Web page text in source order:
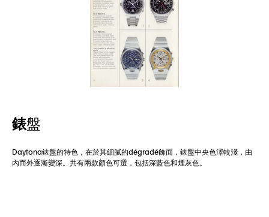
錶盤
Daytona錶盤的特色，在於其細膩的dégradé飾面，錶盤中央色澤較淺，由
內而外逐漸變深。共有兩款顏色可選，包括深藍色和煙灰色。